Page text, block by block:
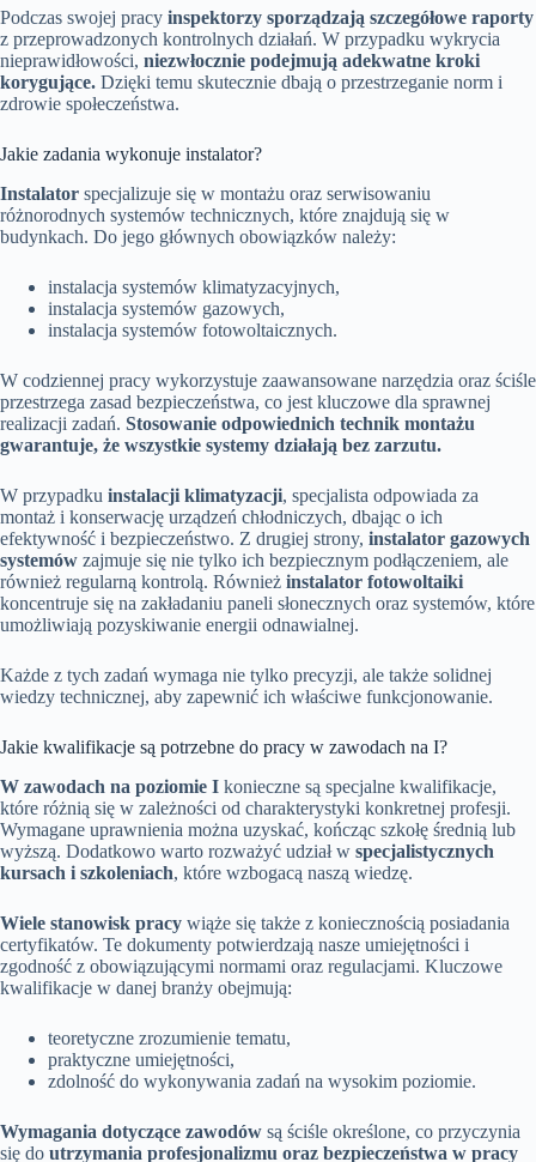
Podczas swojej pracy inspektorzy sporządzają szczegółowe raporty
z przeprowadzonych kontrolnych działań. W przypadku wykrycia
nieprawidłowości, niezwłocznie podejmują adekwatne kroki
korygujące. Dzięki temu skutecznie dbają o przestrzeganie norm i
zdrowie społeczeństwa.
Jakie zadania wykonuje instalator?
Instalator specjalizuje się w montażu oraz serwisowaniu
różnorodnych systemów technicznych, które znajdują się w
budynkach. Do jego głównych obowiązków należy:
instalacja systemów klimatyzacyjnych,
instalacja systemów gazowych,
instalacja systemów fotowoltaicznych.
W codziennej pracy wykorzystuje zaawansowane narzędzia oraz ściśle
przestrzega zasad bezpieczeństwa, co jest kluczowe dla sprawnej
realizacji zadań. Stosowanie odpowiednich technik montażu
gwarantuje, że wszystkie systemy działają bez zarzutu.
W przypadku instalacji klimatyzacji, specjalista odpowiada za
montaż i konserwację urządzeń chłodniczych, dbając o ich
efektywność i bezpieczeństwo. Z drugiej strony, instalator gazowych
systemów zajmuje się nie tylko ich bezpiecznym podłączeniem, ale
również regularną kontrolą. Również instalator fotowoltaiki
koncentruje się na zakładaniu paneli słonecznych oraz systemów, które
umożliwiają pozyskiwanie energii odnawialnej.
Każde z tych zadań wymaga nie tylko precyzji, ale także solidnej
wiedzy technicznej, aby zapewnić ich właściwe funkcjonowanie.
Jakie kwalifikacje są potrzebne do pracy w zawodach na I?
W zawodach na poziomie I konieczne są specjalne kwalifikacje,
które różnią się w zależności od charakterystyki konkretnej profesji.
Wymagane uprawnienia można uzyskać, kończąc szkołę średnią lub
wyższą. Dodatkowo warto rozważyć udział w specjalistycznych
kursach i szkoleniach, które wzbogacą naszą wiedzę.
Wiele stanowisk pracy wiąże się także z koniecznością posiadania
certyfikatów. Te dokumenty potwierdzają nasze umiejętności i
zgodność z obowiązującymi normami oraz regulacjami. Kluczowe
kwalifikacje w danej branży obejmują:
teoretyczne zrozumienie tematu,
praktyczne umiejętności,
zdolność do wykonywania zadań na wysokim poziomie.
Wymagania dotyczące zawodów są ściśle określone, co przyczynia
się do utrzymania profesjonalizmu oraz bezpieczeństwa w pracy